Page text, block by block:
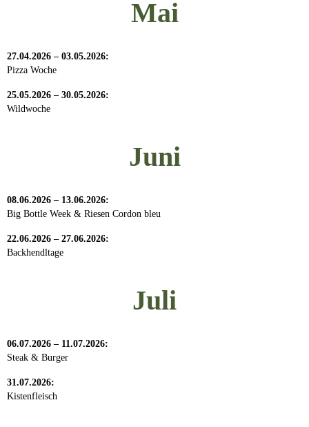
Mai
27.04.2026 – 03.05.2026:
Pizza Woche
25.05.2026 – 30.05.2026:
Wildwoche
Juni
08.06.2026 – 13.06.2026:
Big Bottle Week & Riesen Cordon bleu
22.06.2026 – 27.06.2026:
Backhendltage
Juli
06.07.2026 – 11.07.2026:
Steak & Burger
31.07.2026:
Kistenfleisch